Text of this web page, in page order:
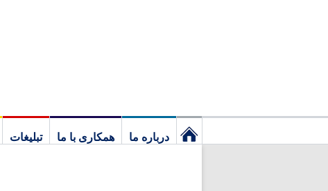
درباره ما همکاری با ما
تبلیغات